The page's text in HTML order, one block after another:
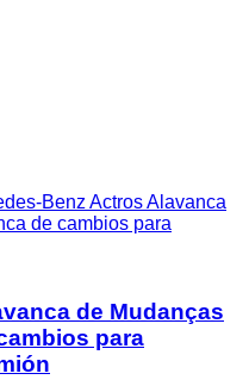
Benz Actros Alavanca
de cambios para
de Mudanças
para